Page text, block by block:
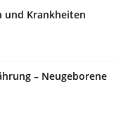
und Krankheiten
– Neugeborene